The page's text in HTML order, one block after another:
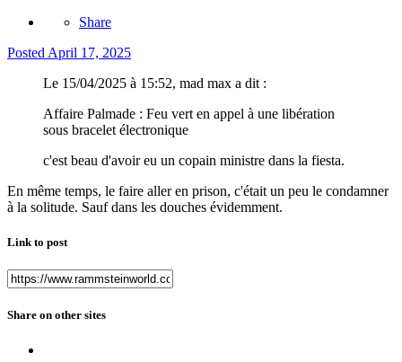
Share
Posted April 17, 2025
Le 15/04/2025 à 15:52, mad max a dit :
Affaire Palmade : Feu vert en appel à une libération
sous bracelet électronique
c'est beau d'avoir eu un copain ministre dans la fiesta.
En même temps, le faire aller en prison, c'était un peu le condamner
à la solitude. Sauf dans les douches évidemment.
Link to post
Share on other sites